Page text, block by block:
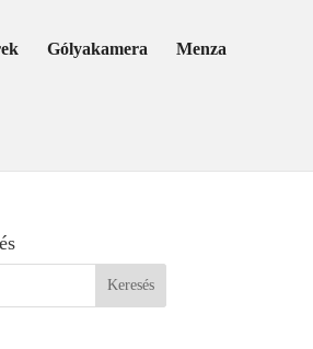
Gólyakamera Menza